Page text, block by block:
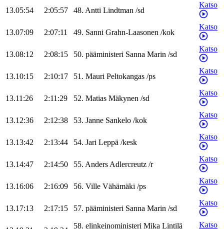
13.05:54 2:05:57 48. Antti Lindtman /sd
Katso
13.07:09 2:07:11 49. Sanni Grahn-Laasonen /kok
Katso
13.08:12 2:08:15 50. pääministeri Sanna Marin /sd
Katso
13.10:15 2:10:17 51. Mauri Peltokangas /ps
Katso
13.11:26 2:11:29 52. Matias Mäkynen /sd
Katso
13.12:36 2:12:38 53. Janne Sankelo /kok
Katso
13.13:42 2:13:44 54. Jari Leppä /kesk
Katso
13.14:47 2:14:50 55. AndersAdlercreutz /r
Katso
13.16:06 2:16:09 56. Ville Vähämäki /ps
Katso
13.17:13 2:17:15 57. pääministeri Sanna Marin /sd
Katso
58. elinkeinoministeri Mika Lintilä Katso